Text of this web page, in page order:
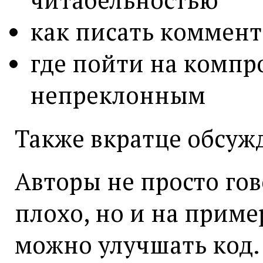
как писать
где пойти на
непреклонным
Также вкратце
Авторы не просто
плохо, но и на
можно улучшать